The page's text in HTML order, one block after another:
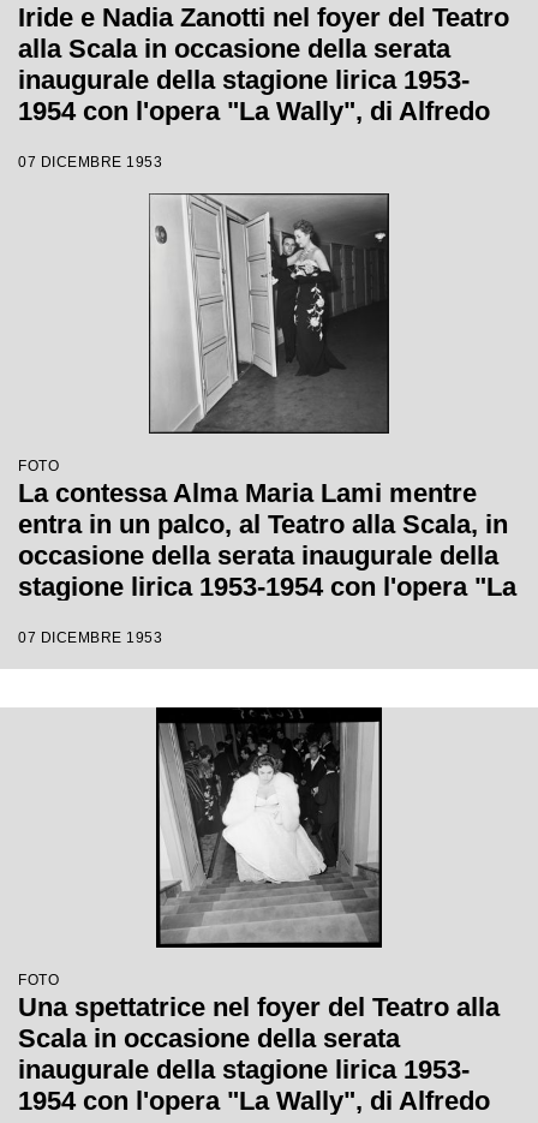
Iride e Nadia Zanotti nel foyer del Teatro
alla Scala in occasione della serata
inaugurale della stagione lirica 1953-
1954 con l'opera "La Wally", di Alfredo
con la regia di Tatiana Pavlova
07 DICEMBRE 1953
FOTO
La contessa Alma Maria Lami mentre
entra in un palco, al Teatro alla Scala, in
occasione della serata inaugurale della
stagione lirica 1953-1954 con l'opera "La
Carlo Maria Giulini, con la regia di
07 DICEMBRE 1953
FOTO
Una spettatrice nel foyer del Teatro alla
Scala in occasione della serata
inaugurale della stagione lirica 1953-
1954 con l'opera "La Wally", di Alfredo